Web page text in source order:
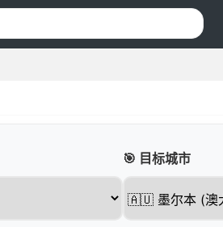
🎯 目标城市